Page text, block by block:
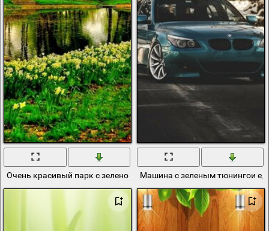
Очень красивый парк с зеленой травой и деревьямм
Машина с зеленым тюнингои